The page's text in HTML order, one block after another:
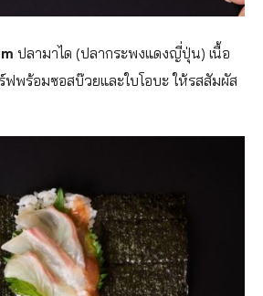
ปลามาได (ปลากระพงแดงญี่ปุ่น) เนื้อ
ฟพร้อมซอสบ๊วยและใบโอบะ ให้รสสัมผัส